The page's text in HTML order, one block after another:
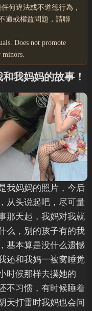
何違法或不道德行為，
適或權益問題，請聯
Does not promote
我妈妈的故事！
我妈妈的照片，今后
从头说起吧，尽可量
那天起，我妈对我就
么，别的孩子有的我
基本算是没什么遗憾
还和我妈一被窝睡觉
时候那样去摸她的
不习惯，有时候睡着
天打雷时我妈也会问